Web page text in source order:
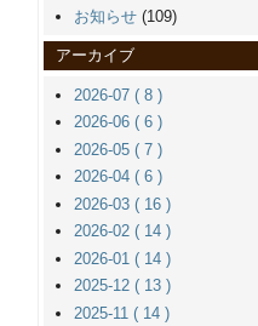
お知らせ (109)
アーカイブ
2026-07 ( 8 )
2026-06 ( 6 )
2026-05 ( 7 )
2026-04 ( 6 )
2026-03 ( 16 )
2026-02 ( 14 )
2026-01 ( 14 )
2025-12 ( 13 )
2025-11 ( 14 )